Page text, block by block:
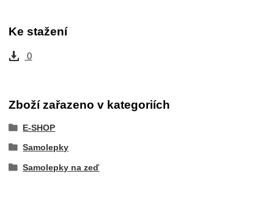
Ke stažení
0
Zboží zařazeno v kategoriích
E-SHOP
Samolepky
Samolepky na zeď